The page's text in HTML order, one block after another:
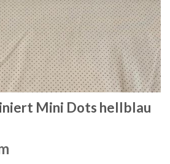
Mini Dots hellblau